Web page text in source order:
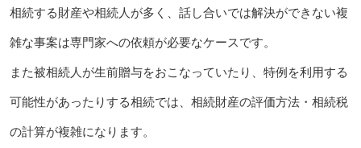
相続する財産や相続人が多く、話し合いでは解決ができない複
雑な事案は専門家への依頼が必要なケースです。
また被相続人が生前贈与をおこなっていたり、特例を利用する
可能性があったりする相続では、相続財産の評価方法・相続税
の計算が複雑になります。